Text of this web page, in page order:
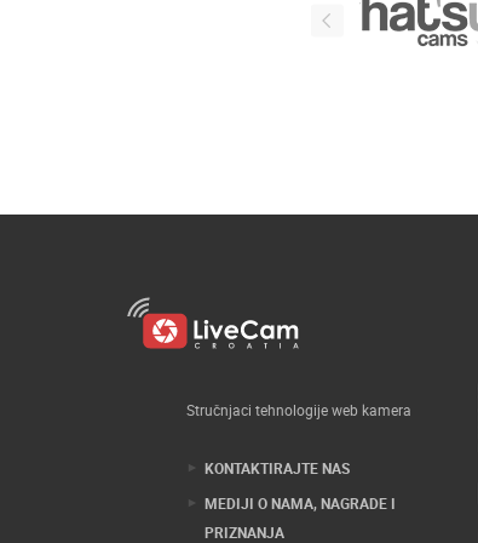
Stručnjaci tehnologije web kamera
KONTAKTIRAJTE NAS
MEDIJI O NAMA, NAGRADE I
PRIZNANJA